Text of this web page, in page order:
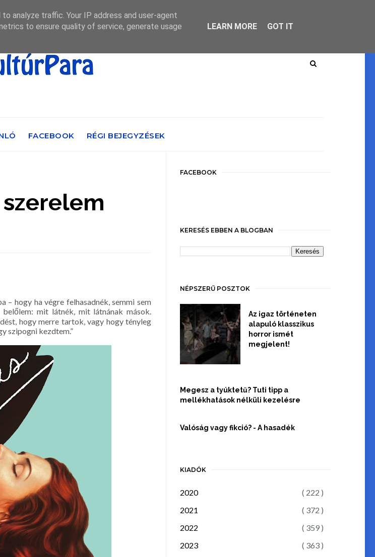
FACEBOOK RÉGI BEJEGYZÉSEK
– hogy ha végre felhasadnék, semmi sem
mit látnék, mit látnának mások.
hogy merre tartok, vagy hogy tényleg
szipogni kezdtem.”
FACEBOOK
KERESÉS EBBEN A BLOGBAN
NÉPSZERŰ POSZTOK
Az igaz történeten
alapuló klasszikus
horror ismét
megjelent!
Megesz a tyúktetű? Tuti tipp a
mellékhatások nélküli kezelésre
Valóság vagy fikció? - A hasadék
KIADÓK
2020
( 222 )
2021
( 372 )
2022
( 359 )
2023
( 363 )
analyze traffic. Your IP address and user-agent
to ensure quality of service, generate usage
LEARN MORE GOT IT